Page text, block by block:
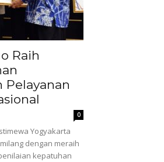
Raih
Pelayanan
0
Yogyakarta
dengan meraih
kepatuhan